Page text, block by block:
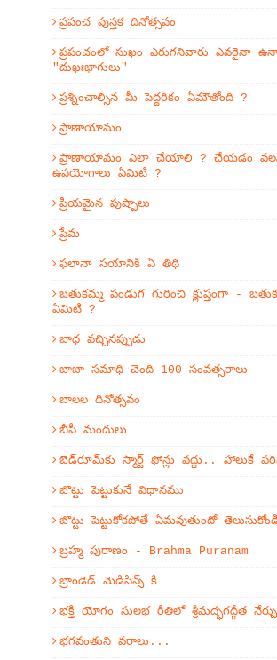
ప్రపంచ పుస్తక దినోత్సవం
ప్రపంచంలో సుఖం ఎరుగనివారు ఎవరైనా
"దుఖఃభాగులు"
ప్రశ్నించాల్సిన మీ పెద్దరికం ఏమౌతోంది ?
ప్రాణాయామం
ప్రాణాయామం ఎలా చేయాలి ? చేయడం
ఉపయోగాలు ఏమిటి ?
ప్రియమైన పుష్పాలు
ప్రేమ
ఫలానా సయానికి ఏ తిథి
బతుకమ్మ పండుగ గురించి క్లుప్తంగా -
ఏమిటి ?
బాధ వచ్చినప్పుడు
బాబా సమాధి చెంది 100 సంవత్సరాలు
బాలల దినోత్సవం
బీపీ మందులు
బెడ్‌రూమ్‌కు స్మార్ట్ ఫోన్లు వద్దు.. హాలుకే
బొట్టు పెట్టుకునే విధానము
బొట్టు పెట్టుకోకపోతే ఏమవుతుందో
బ్రహ్మ పురాణం - Brahma Puranam
బ్రాండెడ్ మెడిసిన్స్ కి
భక్తి యోగం సులభ రీతిలో శ్రీమద్భగద్గీత
భగవంతుని వరాలు...